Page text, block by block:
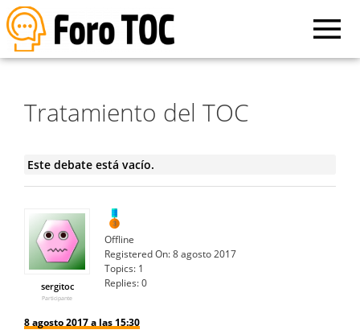
Tratamiento del TOC
Este debate está vacío.
sergitoc
Participante
Offline
Registered On:8 agosto 2017
Topics: 1
Replies:0
8 agosto 2017 a las 15:30